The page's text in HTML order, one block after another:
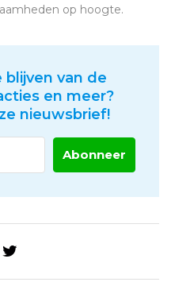
op hoogte.
van de
en meer?
nieuwsbrief!
Abonneer